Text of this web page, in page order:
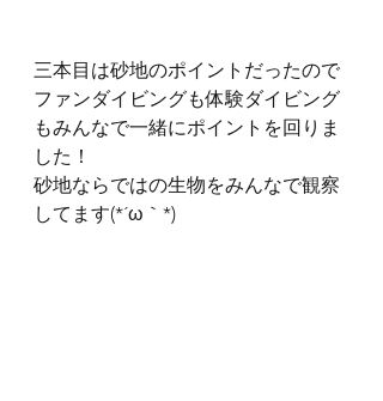
三本目は砂地のポイントだったので
ファンダイビングも体験ダイビング
もみんなで一緒にポイントを回りま
した！
砂地ならではの生物をみんなで観察
してます(*´ω｀*)